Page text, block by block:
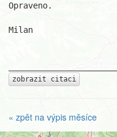
Opraveno.
Milan
zobrazit citaci
« zpět na výpis měsíce